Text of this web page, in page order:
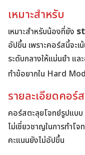
เหมาะสำหรับ
เหมาะสำหรับน้องที่ยัง
อัปขึ้น เพราะคอร์สนี้จะ
ระดับกลางให้แม่นยำ แ
ทำข้อยากใน Hard
รายละเอียดคอร์ส
คอร์สตะลุยโจทย์รูปแบบ
ไม่เชี่ยวชาญในการทำโ
คะแนนยังไม่อัปขึ้น